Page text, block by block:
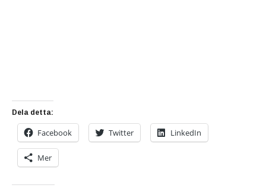
Dela detta:
Facebook Twitter LinkedIn
Mer